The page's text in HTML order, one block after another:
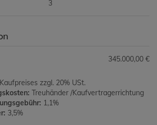
3
345.000,00 €
zzgl. 20% USt.
Treuhänder /Kaufvertragerrichtung
1,1%
3,5%